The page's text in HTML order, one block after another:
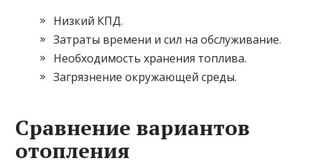
Низкий КПД.
Затраты времени и сил на обслуживание.
Необходимость хранения топлива.
Загрязнение окружающей среды.
Сравнение вариантов
отопления